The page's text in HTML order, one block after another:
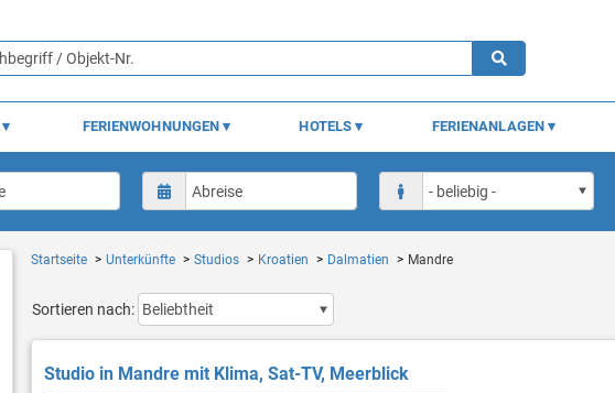
FERIENWOHNUNGEN HOTELS FERIENANLAGEN
Startseite Unterkünfte Studios Kroatien Dalmatien Mandre
Sortieren nach:
Studio in Mandre mit Klima, Sat-TV, Meerblick